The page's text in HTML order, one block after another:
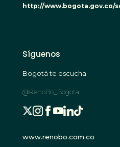
http://www.bogota.gov.co/
Síguenos
Bogotá te escucha
@RenoBo_Bogota
www.renobo.com.co